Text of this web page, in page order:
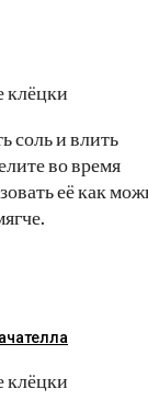
соль и влить
во время
её как